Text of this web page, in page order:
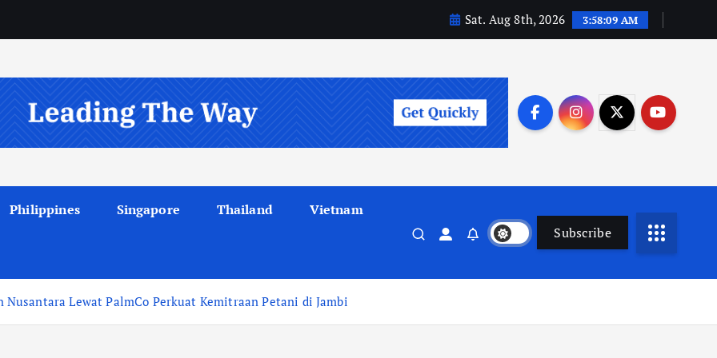
Sat. Aug 8th, 2026 3:58:10 AM
Philippines Singapore Thailand Vietnam
Subscribe
Lewat PalmCo Perkuat Kemitraan Petani di Jambi